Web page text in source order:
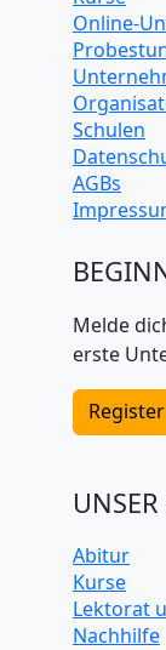
Online-
Schulen
AGBs
Melde
erste
Register
Abitur
Kurse
Lektorat
Nachhilfe